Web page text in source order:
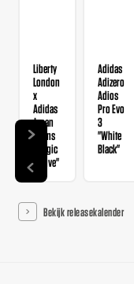
Liberty
London
x
Adidas
Japan
Wmns
"Magic
Mauve"
Adidas
Adizero
Adios
Pro Evo
3
"White
Black"
Bekijk releasekalender